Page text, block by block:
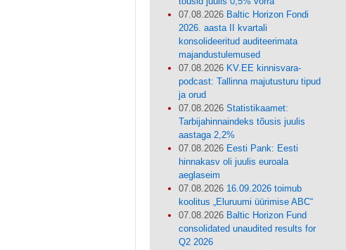
07.08.2026 Baltic Horizon Fondi
2026. aasta II kvartali
konsolideeritud auditeerimata
majandustulemused
07.08.2026 KV.EE kinnisvara-
podcast: Tallinna majutusturu tipud
ja orud
07.08.2026Statistikaamet:
Tarbijahinnaindeks tõusis juulis
aastaga 2,2%
07.08.2026 Eesti Pank: Eesti
hinnakasv oli juulis euroala
aeglaseim
07.08.2026 16.09.2026 toimub
koolitus „Eluruumi üürimise ABC“
07.08.2026 Baltic Horizon Fund
consolidated unaudited results for
Q2 2026